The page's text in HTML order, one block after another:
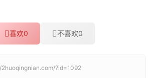
喜欢0 不喜欢0
?id=1092